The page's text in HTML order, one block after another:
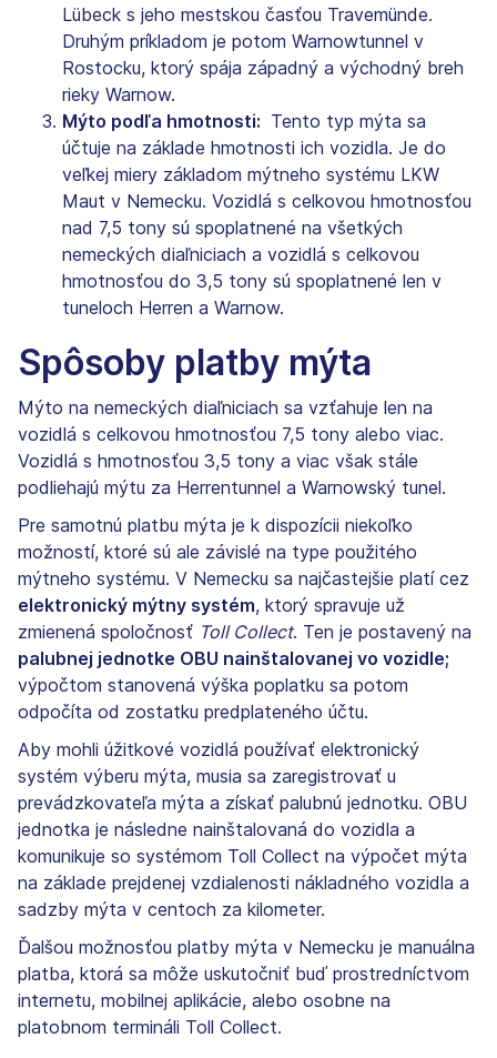
Lübeck s jeho mestskou časťou Travemünde.
Druhým príkladom je potom Warnowtunnel v
Rostocku, ktorý spája západný a východný breh
rieky Warnow.
Mýto podľa hmotnosti: Tento typ mýta sa
účtuje na základe hmotnosti ich vozidla. Je do
veľkej miery základom mýtneho systému LKW
Maut v Nemecku. Vozidlá s celkovou hmotnosťou
nad 7,5 tony sú spoplatnené na všetkých
nemeckých diaľniciach a vozidlá s celkovou
hmotnosťou do 3,5 tony sú spoplatnené len v
tuneloch Herren a Warnow.
Spôsoby platby mýta
Mýto na nemeckých diaľniciach sa vzťahuje len na
vozidlá s celkovou hmotnosťou 7,5 tony alebo viac.
Vozidlá s hmotnosťou 3,5 tony a viac však stále
podliehajú mýtu za Herrentunnel a Warnowský tunel.
Pre samotnú platbu mýta je k dispozícii niekoľko
možností, ktoré sú ale závislé na type použitého
mýtneho systému. V Nemecku sa najčastejšie platí cez
elektronický mýtny systém, ktorý spravuje už
zmienená spoločnosť Toll Collect. Ten je postavený na
palubnej jednotke OBU nainštalovanej vo vozidle;
výpočtom stanovená výška poplatku sa potom
odpočíta od zostatku predplateného účtu.
Aby mohli úžitkové vozidlá používať elektronický
systém výberu mýta, musia sa zaregistrovať u
prevádzkovateľa mýta a získať palubnú jednotku. OBU
jednotka je následne nainštalovaná do vozidla a
komunikuje so systémom Toll Collect na výpočet mýta
na základe prejdenej vzdialenosti nákladného vozidla a
sadzby mýta v centoch za kilometer.
Ďalšou možnosťou platby mýta v Nemecku je manuálna
platba, ktorá sa môže uskutočniť buď prostredníctvom
internetu, mobilnej aplikácie, alebo osobne na
platobnom termináli Toll Collect.